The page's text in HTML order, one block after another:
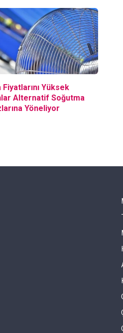
Fiyatlarını Yüksek
Alternatif Soğutma
Yöneliyor